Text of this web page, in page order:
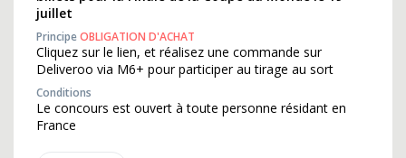
juillet
PrincipeOBLIGATION D'ACHAT
Cliquez sur le lien, et réalisez une commande sur
Deliveroo via M6+ pour participer au tirage au sort
Conditions
Le concours est ouvert à toute personne résidant en
France